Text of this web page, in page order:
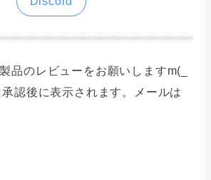
品のレビューをお願いしますm(_
承認後に表示されます。メールは